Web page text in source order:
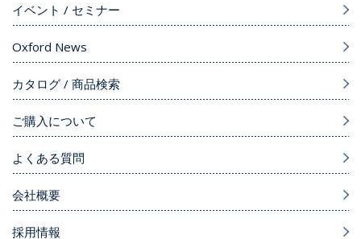
イベント / セミナー
Oxford News
カタログ / 商品検索
ご購入について
よくある質問
会社概要
採用情報